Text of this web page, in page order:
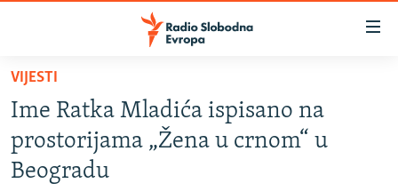
Pređite
glavni
sadržaj
Pređite
na
BOSNA I HERCEGOVINA
SRBIJA
VIJESTI
Ime Ratka Mladića ispisano na
prostorijama „Žena u crnom“ u
Beogradu